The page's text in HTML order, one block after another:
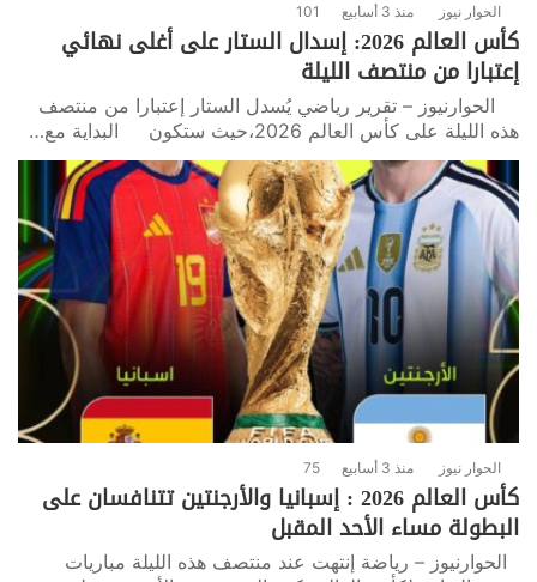
الحوار نيوز منذ 3 أسابيع 101
كأس العالم 2026: إسدال الستار على أغلى نهائي
إعتبارا من منتصف الليلة
الحوارنيوز – تقرير رياضي يُسدل الستار إعتبارا من منتصف
هذه الليلة على كأس العالم 2026،حيث ستكون البداية مع…
الحوار نيوز منذ 3 أسابيع 75
كأس العالم 2026 : إسبانيا والأرجنتين تتنافسان على
البطولة مساء الأحد المقبل
الحوارنيوز – رياضة إنتهت عند منتصف هذه الليلة مباريات